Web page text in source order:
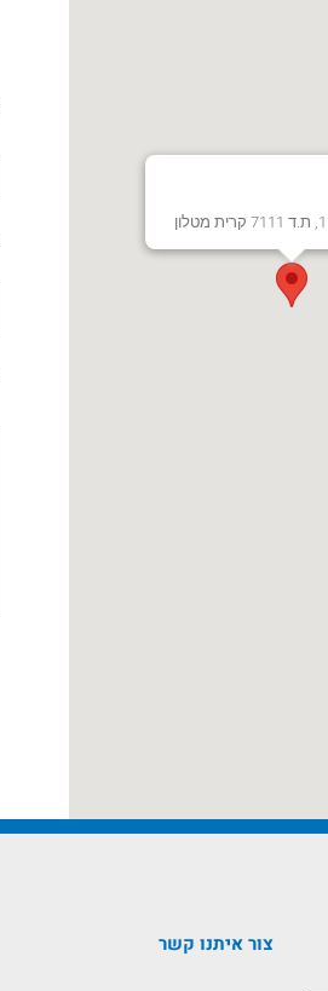
רחוב הסיבים 11, ת.ד 7111 קרית מטלון
צור איתנו קשר